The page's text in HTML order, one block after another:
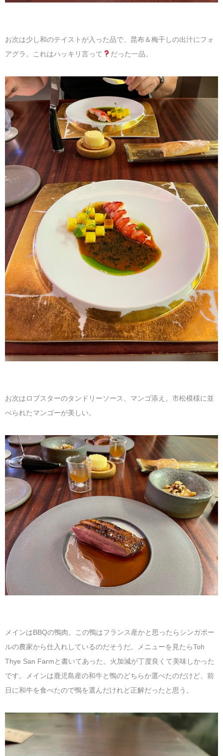
お次は少し和のテイストが入った品で、昆布＆梅干しの出汁にフォ
アグラ。これはハッキリ言って
だった一品。
お次はロブスターのタンドリーソース、マンゴ添え。市松模様に並
べられたマンゴーが美しい。
メインはBBQの鴨肉。この鴨はフランス産かと思ったらシンガポー
ルの農家から仕入れしているのだそうだ。メニューを見たらToh
Thye San Farmと書いてあった。火加減が丁度良くて美味しかった
です。メインは鹿児島産の和牛と鴨のどちらか選べたのだけど、前
日に和牛を食べたので鴨を選んだけれど正解だったと思う。